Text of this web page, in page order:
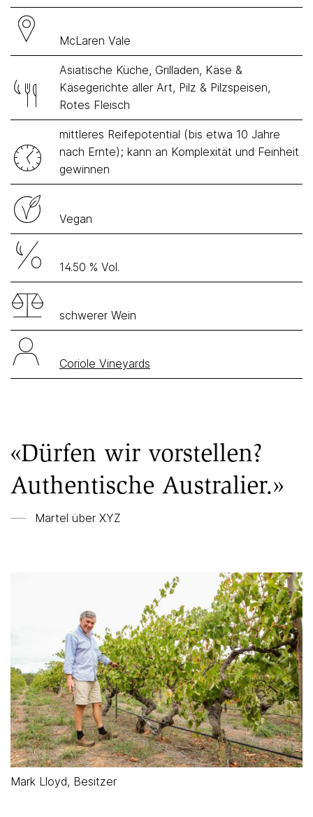
McLaren Vale
Asiatische Küche, Grilladen, Käse &
Käsegerichte aller Art, Pilz & Pilzspeisen,
Rotes Fleisch
mittleres Reifepotential (bis etwa 10 Jahre
nach Ernte); kann an Komplexität und Feinheit
gewinnen
Vegan
14.50 % Vol.
schwerer Wein
Coriole Vineyards
«Dürfen wir vorstellen?
Authentische Australier.»
Martel über XYZ
Mark Lloyd, Besitzer